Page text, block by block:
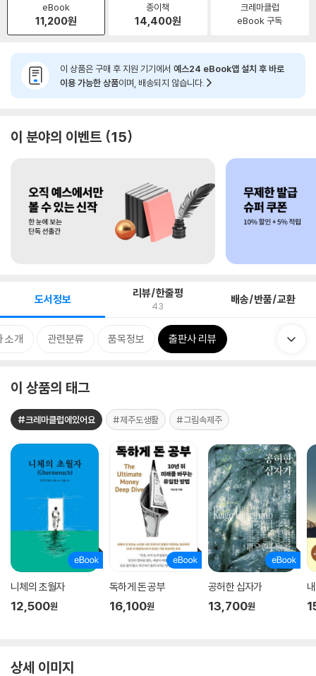
eBook
11,200원
종이책
14,400원
크레마클럽
eBook 구독
이 상품은 구매 후 지원 기기에서 예스24 eBook앱 설치 후 바로
이용 가능한 상품이며, 배송되지 않습니다.
이 분야의 이벤트 15
도서정보 리뷰/한줄평
43 배송/반품/교환
소개 관련분류 품목정보 출판사 리뷰
이 상품의 태그
#크레마클럽에있어요 #제주도생활 #그림속제주
니체의 초월자
12,500원
독하게 돈 공부
16,100원
공허한 십자가
13,700원
상세 이미지